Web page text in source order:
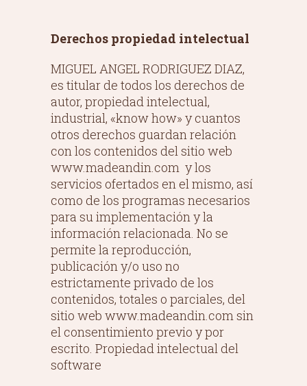
Derechos propiedad intelectual
MIGUEL ANGEL RODRIGUEZ DIAZ,
es titular de todos los derechos de
autor, propiedad intelectual,
industrial, «know how» y cuantos
otros derechos guardan relación
con los contenidos del sitio web
www.madeandin.com y los
servicios ofertados en el mismo, así
como de los programas necesarios
para su implementación y la
información relacionada. No se
permite la reproducción,
publicación y/o uso no
estrictamente privado de los
contenidos, totales o parciales, del
sitio web www.madeandin.com sin
el consentimiento previo y por
escrito. Propiedad intelectual del
software